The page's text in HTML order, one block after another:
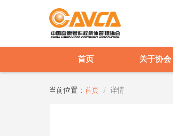
首页 关于协会
当前位置： 首页 详情